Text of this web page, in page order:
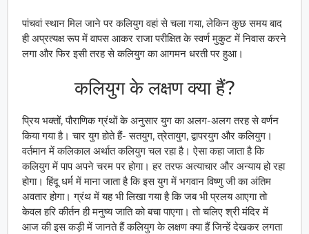
पांचवां स्थान मिल जाने पर कलियुग वहां से चला गया, लेकिन कुछ समय बाद
ही अप्रत्यक्ष रूप में वापस आकर राजा परीक्षित के स्वर्ण मुकुट में निवास करने
लगा और फिर इसी तरह से कलियुग का आगमन धरती पर हुआ।
कलियुग के लक्षण क्या हैं?
प्रिय भक्तों, पौराणिक ग्रंथों के अनुसार युग का अलग-अलग तरह से वर्णन
किया गया है। चार युग होते हैं- सतयुग, त्रेतायुग, द्वापरयुग और कलियुग।
वर्तमान में कलिकाल अर्थात कलियुग चल रहा है। ऐसा कहा जाता है कि
कलियुग में पाप अपने चरम पर होगा। हर तरफ अत्याचार और अन्याय हो रहा
होगा। हिंदू धर्म में माना जाता है कि इस युग में भगवान विष्णु जी का अंतिम
अवतार होगा। ग्रंथ में यह भी लिखा गया है कि जब भी प्रलय आएगा तो
केवल हरि कीर्तन ही मनुष्य जाति को बचा पाएगा। तो चलिए श्री मंदिर में
आज की इस कड़ी में जानते हैं कलियुग के लक्षण क्या हैं जिन्हें देखकर लगता